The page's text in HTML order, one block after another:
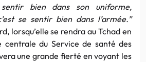
bien dans son uniforme,
se sentir bien dans l’armée.”
lorsqu’elle se rendra au Tchad en
du Service de santé des
une grande fierté en voyant les